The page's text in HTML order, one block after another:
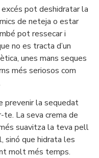
pot deshidratar la
de neteja o estar
pot ressecar i
no es tracta d’un
unes mans seques
més seriosos com
prevenir la sequedat
te. La seva crema de
suavitza la teva pell
sinó que hidrata les
molt més temps.